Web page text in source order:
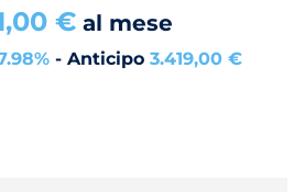
€ al mese
- Anticipo 3.419,00 €